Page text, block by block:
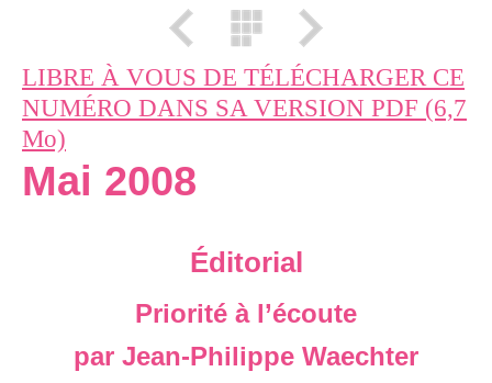
LIBRE À VOUS DE TÉLÉCHARGER CE
NUMÉRO DANS SA VERSION PDF (6,7
Mo)
Mai 2008
Éditorial
Priorité à l’écoute
par Jean-Philippe Waechter